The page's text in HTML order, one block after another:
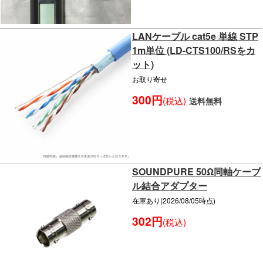
LANケーブル cat5e 単線 STP
1m単位 (LD-CTS100/RSをカ
ット)
お取り寄せ
300円(税込) 送料無料
SOUNDPURE 50Ω同軸ケーブ
ル結合アダプター
在庫あり(2026/08/05時点)
302円(税込)